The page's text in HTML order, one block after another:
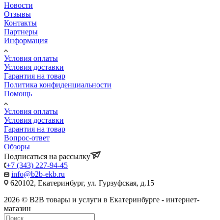
Новости
Отзывы
Контакты
Партнеры
Информация
Условия оплаты
Условия доставки
Гарантия на товар
Политика конфиденциальности
Помощь
Условия оплаты
Условия доставки
Гарантия на товар
Вопрос-ответ
Обзоры
Подписаться на рассылку
+7 (343) 227-94-45
info@b2b-ekb.ru
620102, Екатеринбург, ул. Гурзуфская, д.15
2026 © B2B товары и услуги в Екатеринбурге - интернет-
магазин